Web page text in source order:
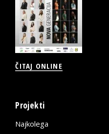
ČITAJ ONLINE
Projekti
Najkolega